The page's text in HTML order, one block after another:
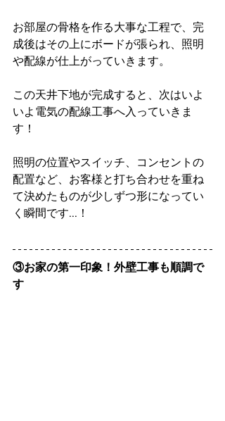
お部屋の骨格を作る大事な工程で、完
成後はその上にボードが張られ、照明
や配線が仕上がっていきます。
この天井下地が完成すると、次はいよ
いよ電気の配線工事へ入っていきま
す！
照明の位置やスイッチ、コンセントの
配置など、お客様と打ち合わせを重ね
て決めたものが少しずつ形になってい
く瞬間です...！
③お家の第一印象！外壁工事も順調で
す